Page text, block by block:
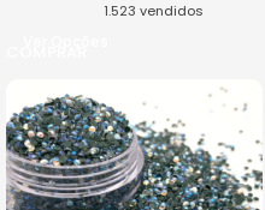
1.523 vendidos